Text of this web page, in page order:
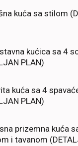
kuća sa stilom
kućica sa 4
PLAN)
kuća sa 4
PLAN)
prizemna kuća
i tavanom